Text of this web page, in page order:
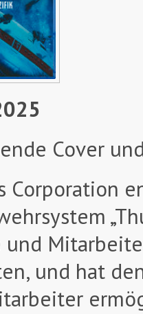
Cover
Corporation
und hat